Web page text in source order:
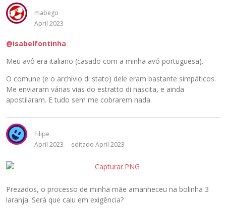
d
o
.
E
e
d
s
r
e
mabego
April 2023
@isabelfontinha
Meu avô era italiano (casado com a minha avó portuguesa).
O comune (e o archivio di stato) dele eram bastante simpáticos.
Me enviaram várias vias do estratto di nascita, e ainda
apostilaram. E tudo sem me cobrarem nada.
Filipe
April 2023
editado April 2023
Prezados, o processo de minha mãe amanheceu na bolinha 3
laranja. Será que caiu em exigência?